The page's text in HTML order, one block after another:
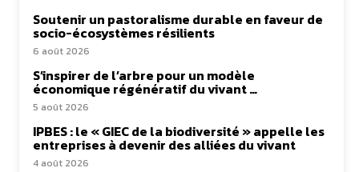
Soutenir un pastoralisme durable en faveur de
socio-écosystèmes résilients
6 août 2026
S’inspirer de l’arbre pour un modèle
économique régénératif du vivant …
5 août 2026
IPBES : le « GIEC de la biodiversité » appelle les
entreprises à devenir des alliées du vivant
4 août 2026